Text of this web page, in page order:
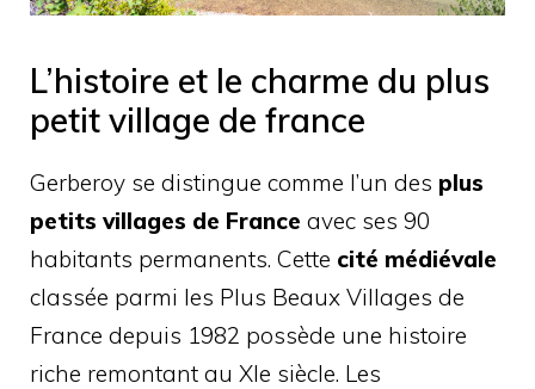
L’histoire et le charme du plus
petit village de france
Gerberoy se distingue comme l’un des plus
petits villages de France avec ses 90
habitants permanents. Cette cité médiévale
classée parmi les Plus Beaux Villages de
France depuis 1982 possède une histoire
riche remontant au XIe siècle. Les